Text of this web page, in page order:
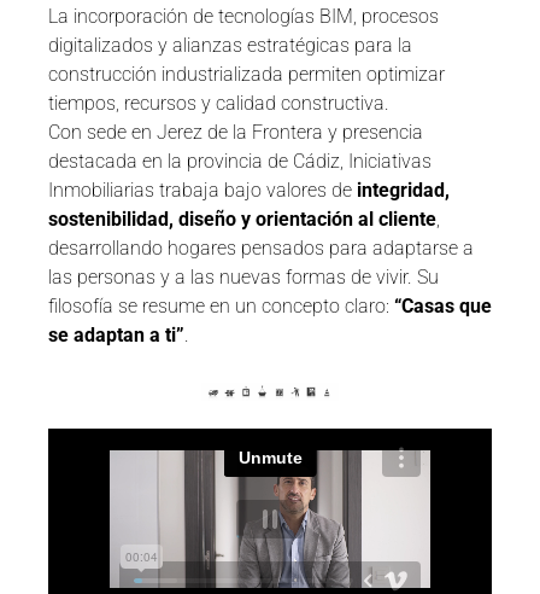
La incorporación de tecnologías BIM, procesos
digitalizados y alianzas estratégicas para la
construcción industrializada permiten optimizar
tiempos, recursos y calidad constructiva.
Con sede en Jerez de la Frontera y presencia
destacada en la provincia de Cádiz, Iniciativas
Inmobiliarias trabaja bajo valores de integridad,
sostenibilidad, diseño y orientación al cliente,
desarrollando hogares pensados para adaptarse a
las personas y a las nuevas formas de vivir. Su
filosofía se resume en un concepto claro: “Casas que
se adaptan a ti”.